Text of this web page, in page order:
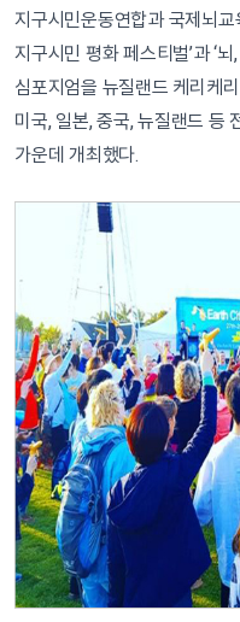
지구시민운동연합과 국제뇌교
지구시민 평화 페스티벌’과 ‘
심포지엄을 뉴질랜드 케리케
미국, 일본, 중국, 뉴질랜드 등
가운데 개최했다.